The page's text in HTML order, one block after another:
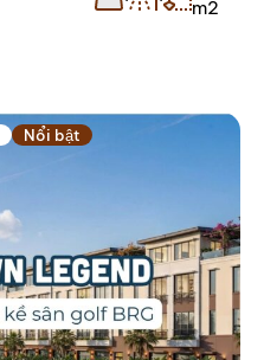
m2
Nổi bật